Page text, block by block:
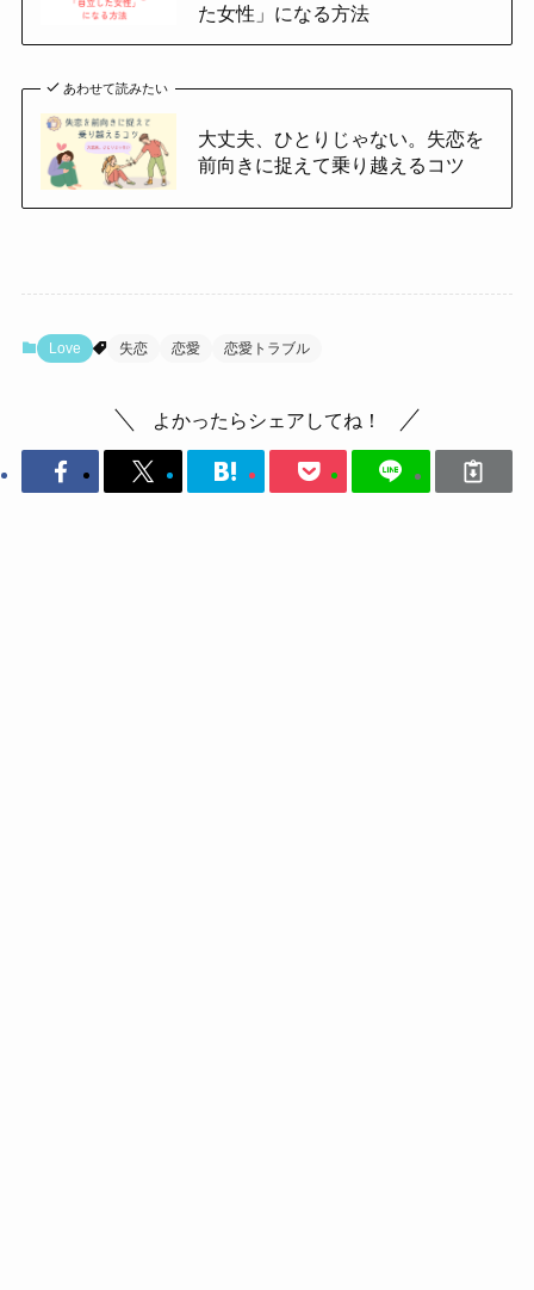
た女性」になる方法
あわせて読みたい
大丈夫、ひとりじゃない。失恋を
前向きに捉えて乗り越えるコツ
Love 失恋 恋愛 恋愛トラブル
よかったらシェアしてね！